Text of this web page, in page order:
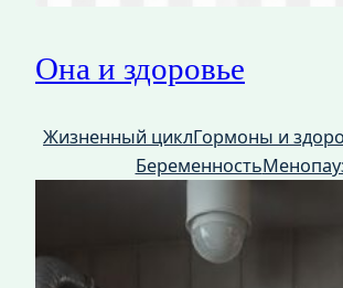
Она и здоровье
Жизненный циклГормоны и
Беременность